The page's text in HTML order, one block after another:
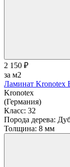
2 150 ₽
за м2
Ламинат Kronotex
Kronotex
(Германия)
Класс: 32
Порода дерева:
Толщина: 8 мм